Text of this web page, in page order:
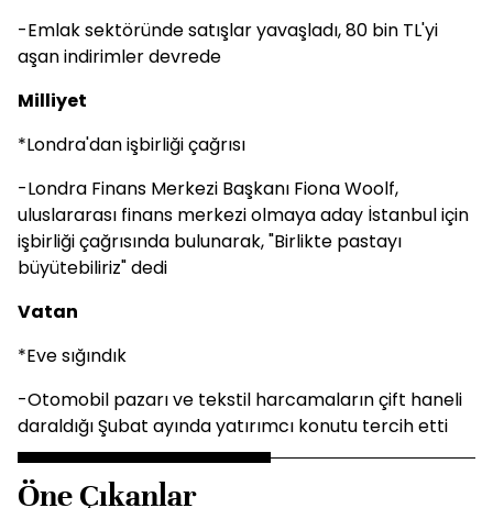
-Emlak sektöründe satışlar yavaşladı, 80 bin TL'yi
aşan indirimler devrede
Milliyet
*Londra'dan işbirliği çağrısı
-Londra Finans Merkezi Başkanı Fiona Woolf,
uluslararası finans merkezi olmaya aday İstanbul için
işbirliği çağrısında bulunarak, "Birlikte pastayı
büyütebiliriz" dedi
Vatan
*Eve sığındık
-Otomobil pazarı ve tekstil harcamaların çift haneli
daraldığı Şubat ayında yatırımcı konutu tercih etti
Öne Çıkanlar